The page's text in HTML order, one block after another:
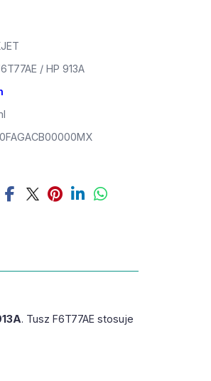
/ HP 913A
. Tusz F6T77AE stosuje